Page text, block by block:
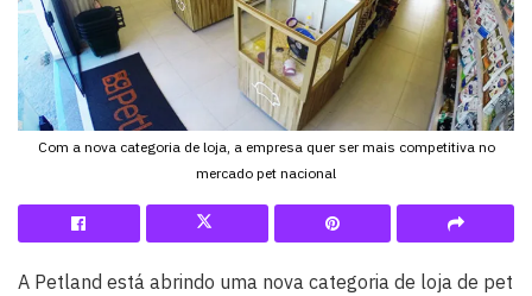
Com a nova categoria de loja, a empresa quer ser mais competitiva no
mercado pet nacional
A Petland está abrindo uma nova categoria de loja de pet